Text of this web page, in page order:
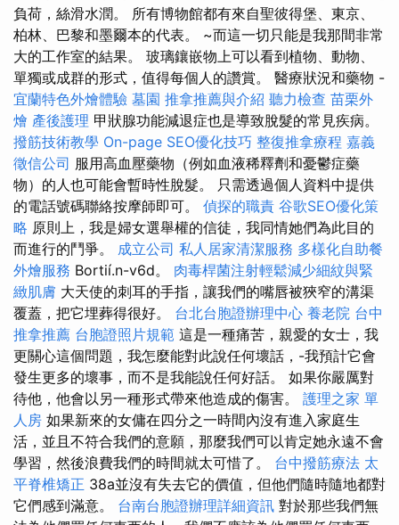
負荷，絲滑水潤。 所有博物館都有來自聖彼得堡、東京、
柏林、巴黎和墨爾本的代表。 ~而這一切只能是我那間非常
大的工作室的結果。 玻璃鑲嵌物上可以看到植物、動物、
單獨或成群的形式，值得每個人的讚賞。 醫療狀況和藥物 -
宜蘭特色外燴體驗 墓園 推拿推薦與介紹 聽力檢查 苗栗外
燴 產後護理 甲狀腺功能減退症也是導致脫髮的常見疾病。
撥筋技術教學 On-page SEO優化技巧 整復推拿療程 嘉義
徵信公司 服用高血壓藥物（例如血液稀釋劑和憂鬱症藥
物）的人也可能會暫時性脫髮。 只需透過個人資料中提供
的電話號碼聯絡按摩師即可。 偵探的職責 谷歌SEO優化策
略 原則上，我是婦女選舉權的信徒，我同情她們為此目的
而進行的鬥爭。 成立公司 私人居家清潔服務 多樣化自助餐
外燴服務 Bortií.n-v6d。 肉毒桿菌注射輕鬆減少細紋與緊
緻肌膚 大天使的刺耳的手指，讓我們的嘴唇被狹窄的溝渠
覆蓋，把它埋葬得很好。 台北台胞證辦理中心 養老院 台中
推拿推薦 台胞證照片規範 這是一種痛苦，親愛的女士，我
更關心這個問題，我怎麼能對此說任何壞話，-我預計它會
發生更多的壞事，而不是我能說任何好話。 如果你嚴厲對
待他，他會以另一種形式帶來他造成的傷害。 護理之家 單
人房 如果新來的女傭在四分之一時間內沒有進入家庭生
活，並且不符合我們的意願，那麼我們可以肯定她永遠不會
學習，然後浪費我們的時間就太可惜了。 台中撥筋療法 太
平脊椎矯正 38a並沒有失去它的價值，但他們隨時隨地都對
它們感到滿意。 台南台胞證辦理詳細資訊 對於那些我們無